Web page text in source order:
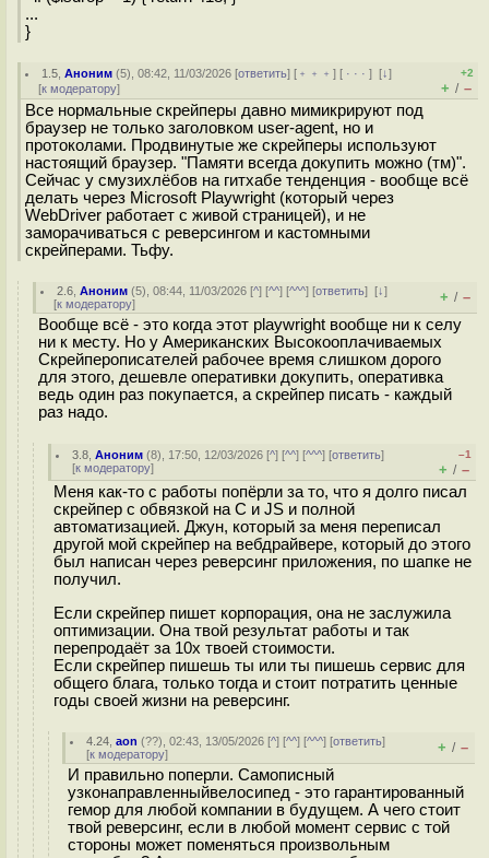
...
}
1.5 ,Аноним (5), 08:42, 11/03/2026 [ответить] [ ﹢﹢﹢] [ · · ·][↓]
[к модератору]
+2
+ / –
Все нормальные скрейперы давно мимикрируют под
браузер не только заголовком user-agent, но и
протоколами. Продвинутые же скрейперы используют
настоящий браузер. "Памяти всегда докупить можно (тм)".
Сейчас у смузихлёбов на гитхабе тенденция - вообще всё
делать через Microsoft Playwright (который через
WebDriver работает с живой страницей), и не
заморачиваться с реверсингом и кастомными
скрейперами. Тьфу.
2.6 ,Аноним (5), 08:44, 11/03/2026 [^] [^^] [^^^] [ответить][↓]
[к модератору] + / –
Вообще всё - это когда этот playwright вообще ни к селу
ни к месту. Но у Американских Высокооплачиваемых
Скрейперописателей рабочее время слишком дорого
для этого, дешевле оперативки докупить, оперативка
ведь один раз покупается, а скрейпер писать - каждый
раз надо.
3.8 ,Аноним (8), 17:50, 12/03/2026 [^] [^^] [^^^] [ответить]
[к модератору]
–1
+ / –
Меня как-то с работы попёрли за то, что я долго писал
скрейпер с обвязкой на C и JS и полной
автоматизацией. Джун, который за меня переписал
другой мой скрейпер на вебдрайвере, который до этого
был написан через реверсинг приложения, по шапке не
получил.
Если скрейпер пишет корпорация, она не заслужила
оптимизации. Она твой результат работы и так
перепродаёт за 10x твоей стоимости.
Если скрейпер пишешь ты или ты пишешь сервис для
общего блага, только тогда и стоит потратить ценные
годы своей жизни на реверсинг.
4.24 ,aon (??), 02:43, 13/05/2026 [^] [^^] [^^^] [ответить]
[к модератору] + / –
И правильно поперли. Самописный
узконаправленныйвелосипед - это гарантированный
гемор для любой компании в будущем. А чего стоит
твой реверсинг, если в любой момент сервис с той
стороны может поменяться произвольным